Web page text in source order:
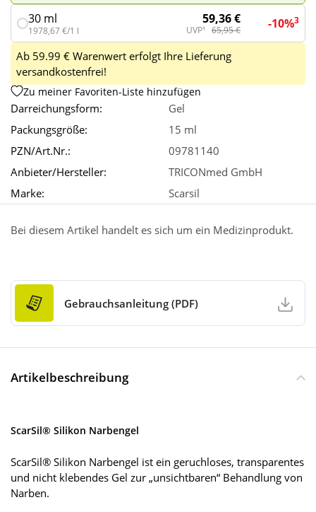
30 ml
1978,67 €/1 l
59,36 €
UVP¹ 65,95 € -10%3
Ab 59.99 € Warenwert erfolgt Ihre Lieferung
versandkostenfrei!
Zu meiner Favoriten-Liste hinzufügen
Darreichungsform:
Gel
Packungsgröße:
15 ml
PZN/Art.Nr.:
09781140
Anbieter/Hersteller:
TRICONmed GmbH
Marke:
Scarsil
Bei diesem Artikel handelt es sich um ein Medizinprodukt.
Gebrauchsanleitung (PDF)
Artikelbeschreibung
ScarSil® Silikon Narbengel
ScarSil® Silikon Narbengel ist ein geruchloses, transparentes
und nicht klebendes Gel zur „unsichtbaren“ Behandlung von
Narben.